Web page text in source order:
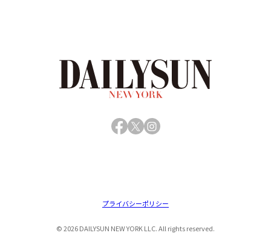
Facebook
X Instagram
© 2026 DAILYSUN NEW YORK LLC. All rights reserved.
プライバシーポリシー